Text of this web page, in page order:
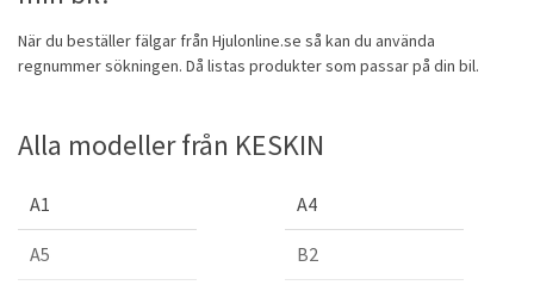
När du beställer fälgar från Hjulonline.se så kan du använda
regnummer sökningen. Då listas produkter som passar på din bil.
Alla modeller från KESKIN
A1 A4
A5 B2